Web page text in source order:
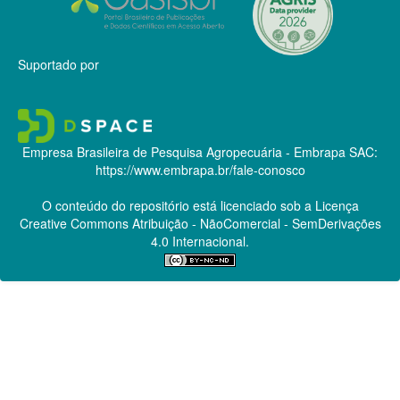
Suportado por
Empresa Brasileira de Pesquisa Agropecuária - Embrapa SAC:
https://www.embrapa.br/fale-conosco
O conteúdo do repositório está licenciado sob a Licença
Creative CommonsAtribuição - NãoComercial - SemDerivações
4.0 Internacional.